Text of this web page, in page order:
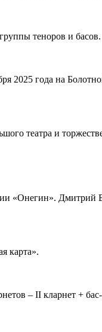
теноров и басов.
2025 года на
театра и
«Онегин».
карта».
– II кларнет +